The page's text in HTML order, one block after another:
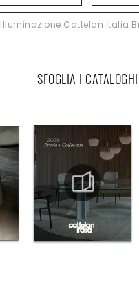
Illuminazione Cattelan Italia
SFOGLIA I CATALOGHI